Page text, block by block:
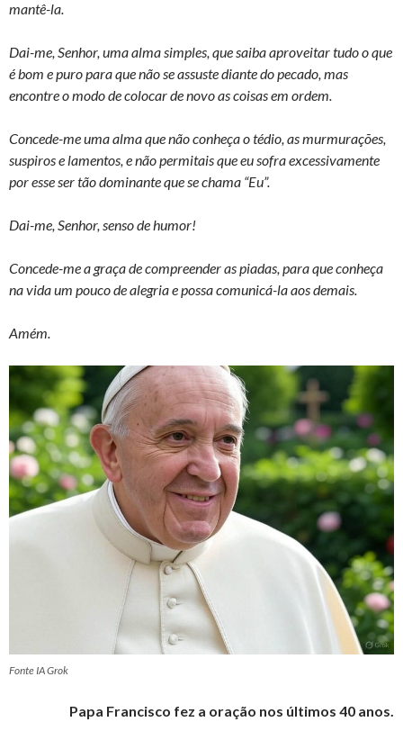
mantê-la.
Dai-me, Senhor, uma alma simples, que saiba aproveitar tudo o que
é bom e puro para que não se assuste diante do pecado, mas
encontre o modo de colocar de novo as coisas em ordem.
Concede-me uma alma que não conheça o tédio, as murmurações,
suspiros e lamentos, e não permitais que eu sofra excessivamente
por esse ser tão dominante que se chama “Eu”.
Dai-me, Senhor, senso de humor!
Concede-me a graça de compreender as piadas, para que conheça
na vida um pouco de alegria e possa comunicá-la aos demais.
Amém.
Fonte IA Grok
Papa Francisco fez a oração nos últimos 40 anos.